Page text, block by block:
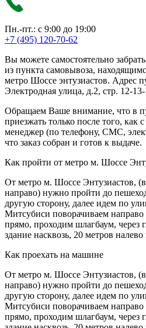
Пн.-пт.: с 9:00 до 19:00
+7 (495) 120-70-62
Вы можете самостоятельно
из пункта самовывоза,
метро Шоссе энтузиастов. Адрес
Электродная улица, д.2, стр. 12-
Обращаем Ваше внимание, что в
приезжать только после того, как
менеджер (по телефону, СМС,
что заказ собран и готов к выдаче.
Как пройти от метро м. Шоссе
От метро м. Шоссе Энтузиастов,
направо) нужно пройти до
другую сторону, далее идем по
Митсубиси поворачиваем направо
прямо, проходим шлагбаум, через
здание насквозь, 20 метров
Как проехать на машине
От метро м. Шоссе Энтузиастов,
направо) нужно пройти до
другую сторону, далее идем по
Митсубиси поворачиваем направо
прямо, проходим шлагбаум, через